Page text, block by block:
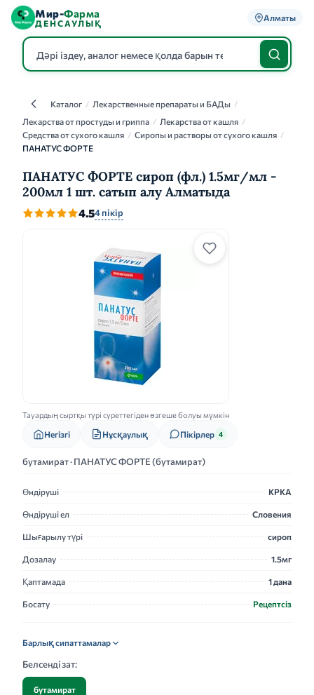
Мир-Фарма
ДЕНСАУЛЫҚ
Алматы
КаталогКаталог / Лекарственные препараты и БАДы /
Лекарства от простуды и гриппа / Лекарства от кашля /
Средства от сухого кашля / Сиропы и растворы от сухого кашля /
ПАНАТУС ФОРТЕ
ПАНАТУС ФОРТЕ сироп (фл.) 1.5мг/мл -
200мл 1 шт. сатып алу Алматыда
4.54 пікір
Тауардың сыртқы түрі суреттегіден өзгеше болуы мүмкін
Негізгі Нұсқаулық Пікірлер 4
бутамират · ПАНАТУС ФОРТЕ (бутамират)
Өндіруші КРКА
Өндіруші ел Словения
Шығарылу түрі сироп
Дозалау 1.5мг
Қаптамада 1 дана
Босату Рецептсіз
Барлық сипаттамалар
Белсенді зат:
бутамират